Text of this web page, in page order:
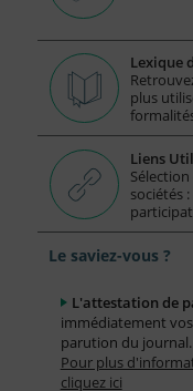
Lexique
plus
Liens
sociétés
Le saviez-vous ?
L'attestation de
immédiatement
parution du journal.
Pour plus
cliquez ici